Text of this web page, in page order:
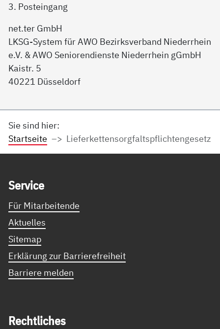
3. Posteingang
net.ter GmbH
LKSG-System für AWO Bezirksverband Niederrhein
e.V. & AWO Seniorendienste Niederrhein gGmbH
Kaistr. 5
40221 Düsseldorf
Sie sind hier:
Startseite
Lieferkettensorgfaltspflichtengesetz
Ser­vice
Für Mitarbeitende
Aktuelles
Sitemap
Erklärung zur Barrierefreiheit
Barriere melden
Recht­li­ches